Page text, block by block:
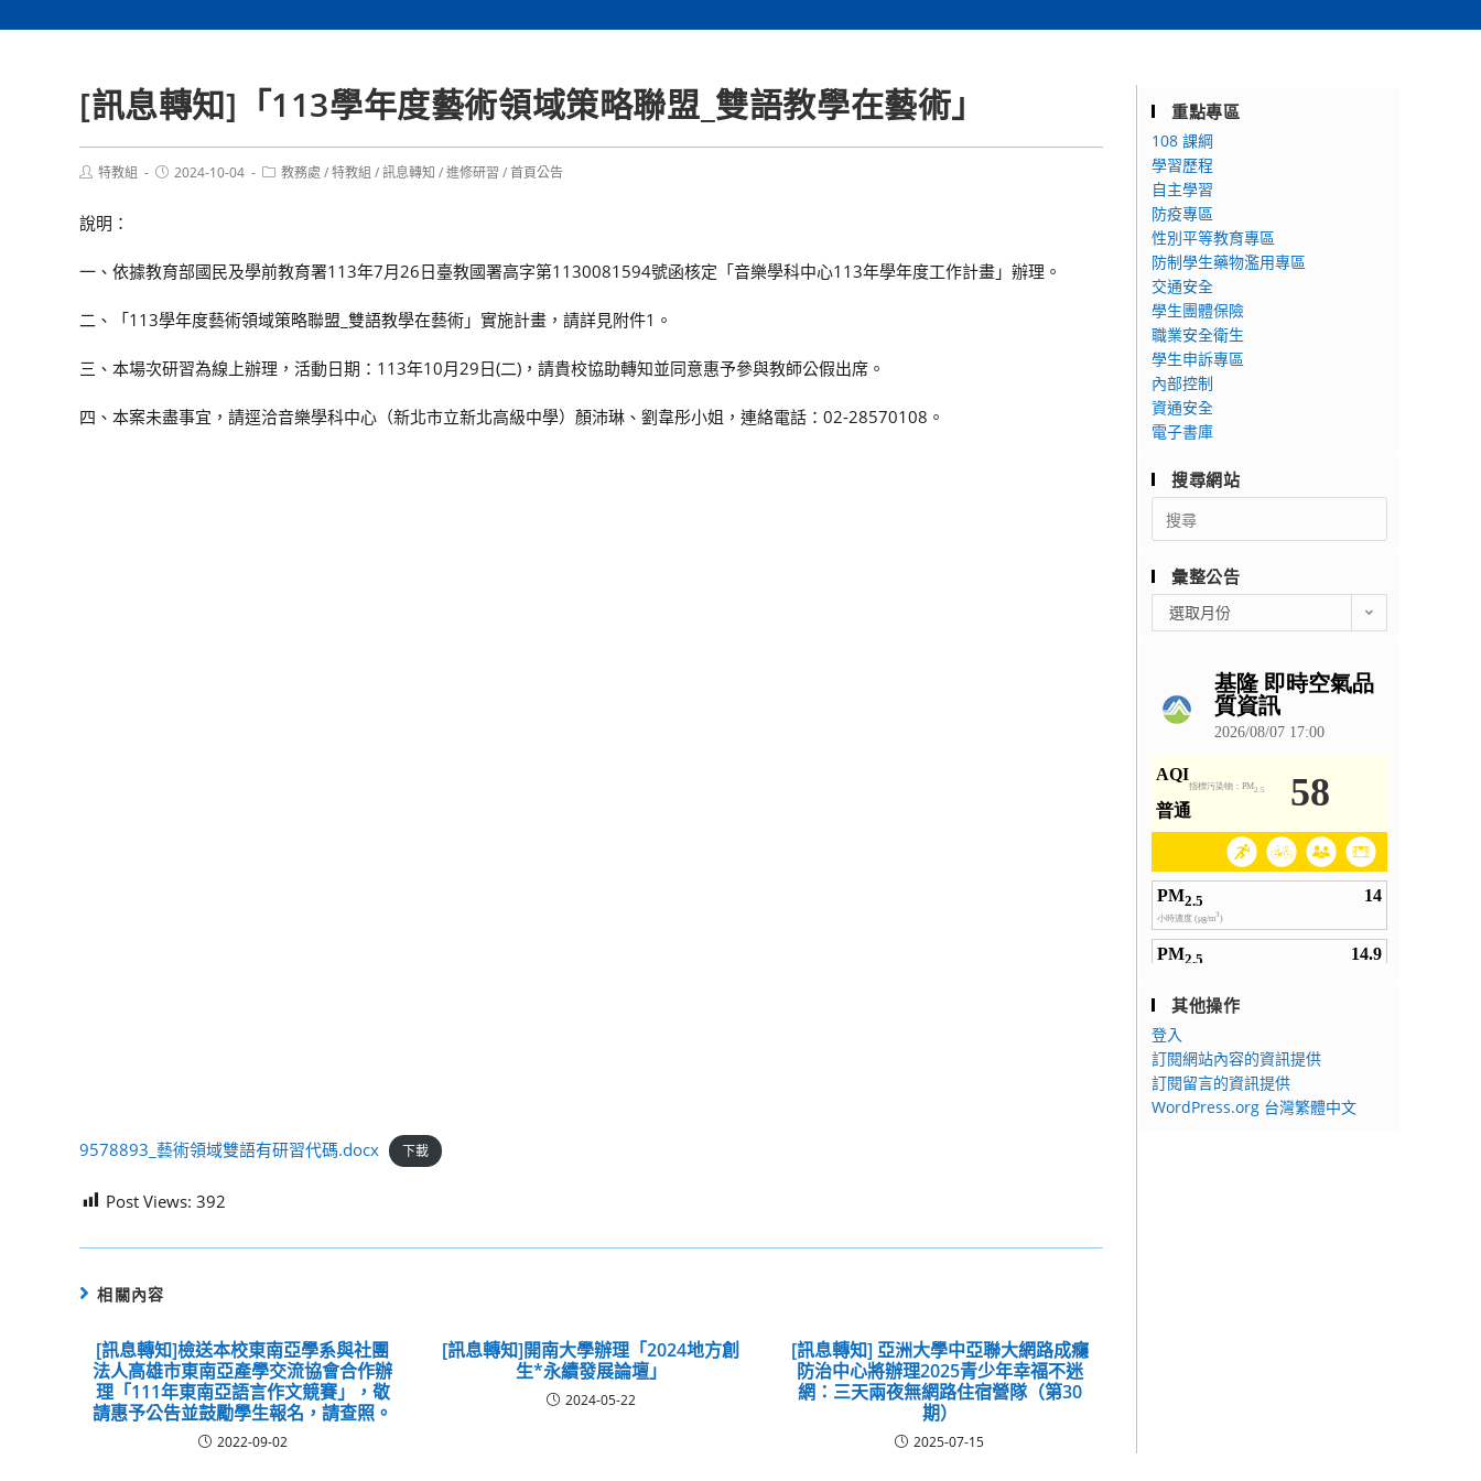
[訊息轉知]「113學年度藝術領域策略聯盟_雙語教學在藝術」
Post特教組
Post2024-10-04
Post教務處 /特教組 /訊息轉知 /進修研習 /首頁公告
說明：
一、依據教育部國民及學前教育署113年7月26日臺教國署高字第1130081594號函核定「音樂學科中心113年學年度工作計畫」辦理。
二、「113學年度藝術領域策略聯盟_雙語教學在藝術」實施計畫，請詳見附件1。
三、本場次研習為線上辦理，活動日期：113年10月29日(二)，請貴校協助轉知並同意惠予參與教師公假出席。
四、本案未盡事宜，請逕洽音樂學科中心（新北市立新北高級中學）顏沛琳、劉韋彤小姐，連絡電話：02-28570108。
9578893_藝術領域雙語有研習代碼.docx 下載
Post Views: 392
相關內容
[訊息轉知]檢送本校東南亞學系與社團
法人高雄市東南亞產學交流協會合作辦
理「111年東南亞語言作文競賽」，敬
請惠予公告並鼓勵學生報名，請查照。
2022-09-02
[訊息轉知]開南大學辦理「2024地方創
生*永續發展論壇」
2024-05-22
[訊息轉知] 亞洲大學中亞聯大網路成癮
防治中心將辦理2025青少年幸福不迷
網：三天兩夜無網路住宿營隊（第30
期）
2025-07-15
重點專區
108 課綱
學習歷程
自主學習
防疫專區
性別平等教育專區
防制學生藥物濫用專區
交通安全
學生團體保險
職業安全衛生
學生申訴專區
內部控制
資通安全
電子書庫
搜尋網站
Search
for:
彙整公告
整
選取月份
其他操作
登入
訂閱網站內容的資訊提供
訂閱留言的資訊提供
WordPress.org 台灣繁體中文